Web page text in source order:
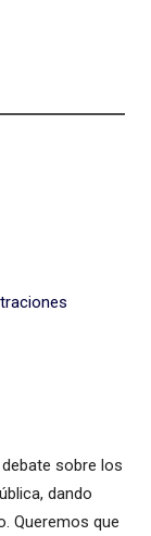
sobre los
dando
Queremos que